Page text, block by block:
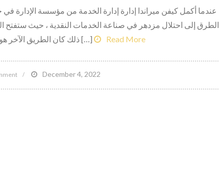
أستاذ
التشريعات
عندما أكمل كيفن ميراندا إدارة إدارة الخدمة من مؤسسة الإدارة
الطرق إلى احتلال مزدهر في صناعة الخدمات النقدية ، حيث ستفتح
ذلك كان الطريق الآخر هو الذي اهتم به. لأكثر من عقد […]
Read More
on
يكتشف
December 4, 2022